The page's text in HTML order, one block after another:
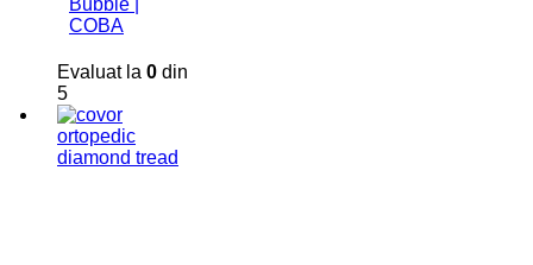
Bubble |
COBA
Evaluat la 0 din
5